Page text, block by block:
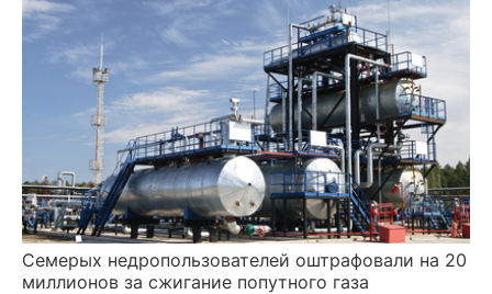
Семерых недропользователей оштрафовали на 20
миллионов за сжигание попутного газа